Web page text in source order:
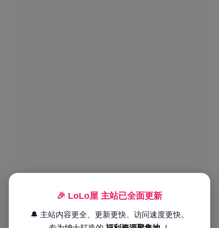
🎉 LoLo屋 主站已全面更新
🔔 主站内容更全、更新更快、访问速度更快。